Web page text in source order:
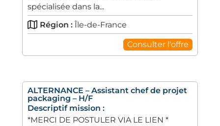
spécialisée dans la...
Région : Île-de-France
Consulter l'offre
ALTERNANCE – Assistant chef de projet
packaging – H/F
Descriptif mission :
*MERCI DE POSTULER VIA LE LIEN *